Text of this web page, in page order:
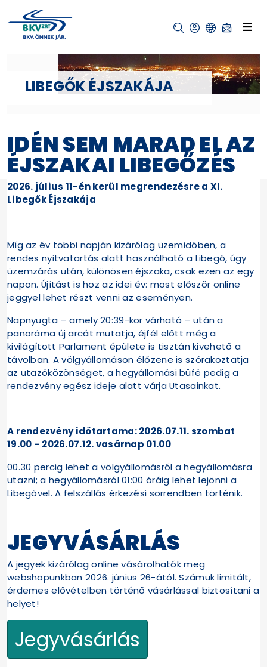
LIBEGŐK ÉJSZAKÁJA
IDÉN SEM MARAD EL AZ
ÉJSZAKAI LIBEGŐZÉS
2026. július 11-én kerül megrendezésre a XI.
Libegők Éjszakája
Míg az év többi napján kizárólag üzemidőben, a
rendes nyitvatartás alatt használható a Libegő, úgy
üzemzárás után, különösen éjszaka, csak ezen az egy
napon. Újítást is hoz az idei év: most először online
jeggyel lehet részt venni az eseményen.
Napnyugta – amely 20:39-kor várható – után a
panoráma új arcát mutatja, éjfél előtt még a
kivilágított Parlament épülete is tisztán kivehető a
távolban. A völgyállomáson élőzene is szórakoztatja
az utazóközönséget, a hegyállomási büfé pedig a
rendezvény egész ideje alatt várja Utasainkat.
A rendezvény időtartama: 2026.07.11. szombat
19.00 – 2026.07.12. vasárnap 01.00
00.30 percig lehet a völgyállomásról a hegyállomásra
utazni; a hegyállomásról 01:00 óráig lehet lejönni a
Libegővel. A felszállás érkezési sorrendben történik.
JEGYVÁSÁRLÁS
A jegyek kizárólag online vásárolhatók meg
webshopunkban 2026. június 26-ától. Számuk limitált,
érdemes elővételben történő vásárlással biztosítani a
helyet!
Jegyvásárlás